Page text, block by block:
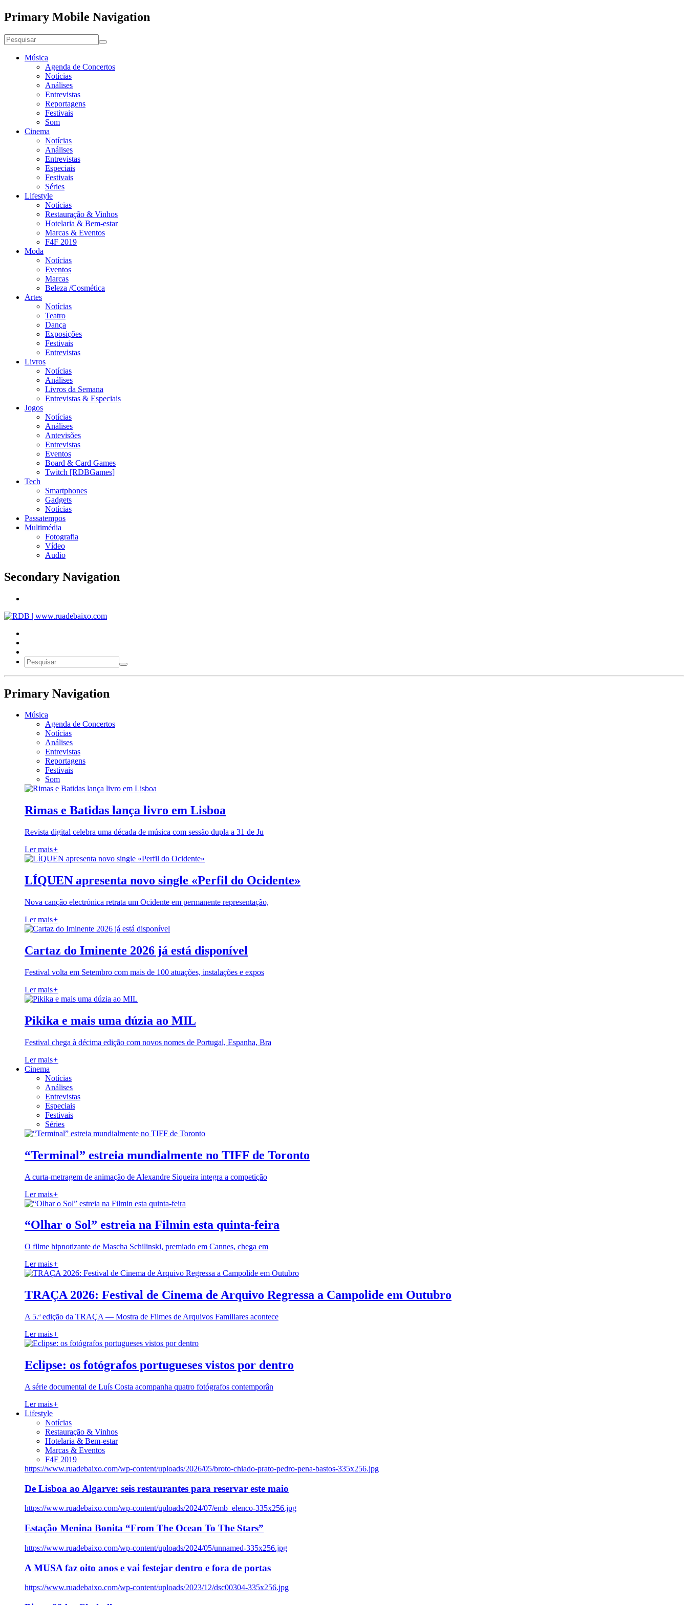
Primary Mobile Navigation
Música
Agenda de Concertos
Notícias
Análises
Entrevistas
Reportagens
Festivais
Som
Cinema
Notícias
Análises
Entrevistas
Especiais
Festivais
Séries
Lifestyle
Notícias
Restauração & Vinhos
Hotelaria & Bem-estar
Marcas & Eventos
F4F 2019
Moda
Notícias
Eventos
Marcas
Beleza /Cosmética
Artes
Notícias
Teatro
Dança
Exposições
Festivais
Entrevistas
Livros
Notícias
Análises
Livros da Semana
Entrevistas & Especiais
Jogos
Notícias
Análises
Antevisões
Entrevistas
Eventos
Board & Card Games
Twitch [RDBGames]
Tech
Smartphones
Gadgets
Notícias
Passatempos
Multimédia
Fotografia
Vídeo
Audio
Secondary Navigation
Primary Navigation
Música
Agenda de Concertos
Notícias
Análises
Entrevistas
Reportagens
Festivais
Som
Rimas e Batidas lança livro em Lisboa
Revista digital celebra uma década de música com sessão dupla a 31 de Ju
Ler mais+
LÍQUEN apresenta novo single «Perfil do Ocidente»
Nova canção electrónica retrata um Ocidente em permanente representação,
Ler mais+
Cartaz do Iminente 2026 já está disponível
Festival volta em Setembro com mais de 100 atuações, instalações e expos
Ler mais+
Pikika e mais uma dúzia ao MIL
Festival chega à décima edição com novos nomes de Portugal, Espanha, Bra
Ler mais+
Cinema
Notícias
Análises
Entrevistas
Especiais
Festivais
Séries
“Terminal” estreia mundialmente no TIFF de Toronto
A curta-metragem de animação de Alexandre Siqueira integra a competição
Ler mais+
“Olhar o Sol” estreia na Filmin esta quinta-feira
O filme hipnotizante de Mascha Schilinski, premiado em Cannes, chega em
Ler mais+
TRAÇA 2026: Festival de Cinema de Arquivo Regressa a Campolide em Outubro
A 5.ª edição da TRAÇA — Mostra de Filmes de Arquivos Familiares acontece
Ler mais+
Eclipse: os fotógrafos portugueses vistos por dentro
A série documental de Luís Costa acompanha quatro fotógrafos contemporân
Ler mais+
Lifestyle
Notícias
Restauração & Vinhos
Hotelaria & Bem-estar
Marcas & Eventos
F4F 2019
https://www.ruadebaixo.com/wp-content/uploads/2026/05/broto-chiado-prato-pedro-pena-bastos-335x256.jpg
De Lisboa ao Algarve: seis restaurantes para reservar este maio
https://www.ruadebaixo.com/wp-content/uploads/2024/07/emb_elenco-335x256.jpg
Estação Menina Bonita “From The Ocean To The Stars”
https://www.ruadebaixo.com/wp-content/uploads/2024/05/unnamed-335x256.jpg
A MUSA faz oito anos e vai festejar dentro e fora de portas
https://www.ruadebaixo.com/wp-content/uploads/2023/12/dsc00304-335x256.jpg